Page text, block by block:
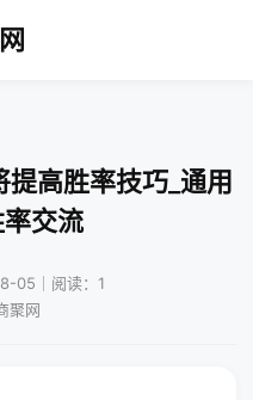
高胜率技巧_通用
交流
05｜阅读：1
聚网